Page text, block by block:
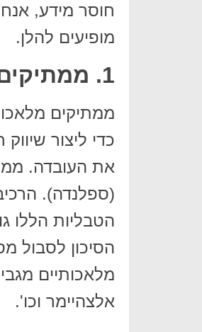
חוסר מידע,
מופיעים להלן.
1. ממתיקים מלאכותיים
ממתיקים
כדי ליצור
את העובדה.
(ספלנדה).
הטבליות הללו
מלאכותיים
אלצהיימר וכו'.